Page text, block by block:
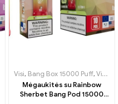
Visi, Bang Box 15000 Puff,Vienkartinės elektroninės cigaretės Švedija
Mėgaukitės su Rainbow
Sherbet Bang Pod 15000